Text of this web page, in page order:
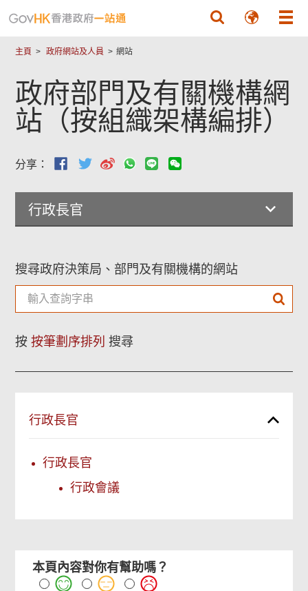
主頁 政府網站及人員 網站
政府部門及有關機構網
站（按組織架構編排）
分享：
行政長官
搜尋政府決策局、部門及有關機構的網站
按按筆劃序排列 搜尋
行政長官
行政長官
行政會議
本頁內容對你有幫助嗎？